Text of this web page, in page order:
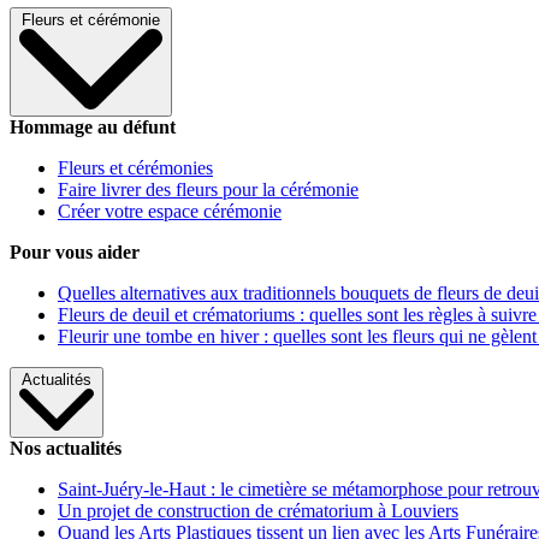
Fleurs et cérémonie
Hommage au défunt
Fleurs et cérémonies
Faire livrer des fleurs pour la cérémonie
Créer votre espace cérémonie
Pour vous aider
Quelles alternatives aux traditionnels bouquets de fleurs de
Fleurs de deuil et crématoriums : quelles sont les règles à
Fleurir une tombe en hiver : quelles sont les fleurs qui ne gèlent
Actualités
Nos actualités
Saint-Juéry-le-Haut : le cimetière se métamorphose pour
Un projet de construction de crématorium à Louviers
Quand les Arts Plastiques tissent un lien avec les Arts